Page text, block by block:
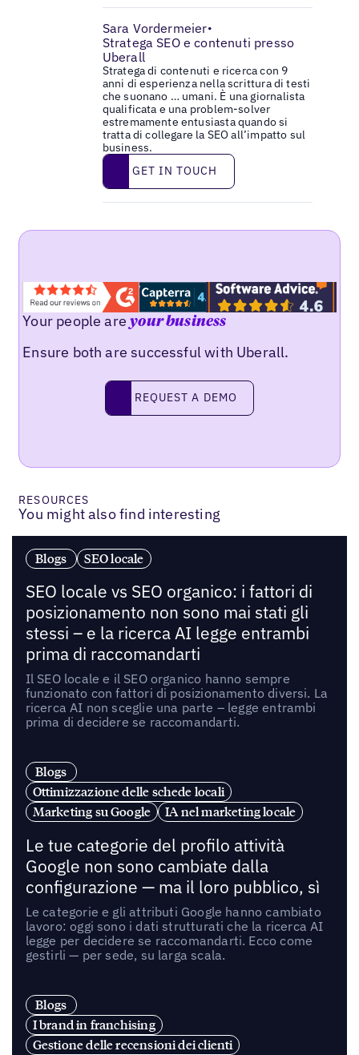
Sara Vordermeier•
Stratega SEO e contenuti presso
Uberall
Stratega di contenuti e ricerca con 9
anni di esperienza nella scrittura di testi
che suonano … umani. È una giornalista
qualificata e una problem-solver
estremamente entusiasta quando si
tratta di collegare la SEO all’impatto sul
business.
Get in touch
GET IN TOUCH
Your people areyour business
Ensure both are successful with Uberall.
Request a demo
REQUEST A DEMO
RESOURCES
You might also find interesting
Blogs SEO locale
SEO locale vs SEO organico: i fattori di
posizionamento non sono mai stati gli
stessi – e la ricerca AI legge entrambi
prima di raccomandarti
Il SEO locale e il SEO organico hanno sempre
funzionato con fattori di posizionamento diversi. La
ricerca AI non sceglie una parte – legge entrambi
prima di decidere se raccomandarti.
Blogs
Ottimizzazione delle schede locali
Marketing su Google
IA nel marketing locale
Le tue categorie del profilo attività
Google non sono cambiate dalla
configurazione — ma il loro pubblico, sì
Le categorie e gli attributi Google hanno cambiato
lavoro: oggi sono i dati strutturati che la ricerca AI
legge per decidere se raccomandarti. Ecco come
gestirli — per sede, su larga scala.
Blogs
I brand in franchising
Gestione delle recensioni dei clienti